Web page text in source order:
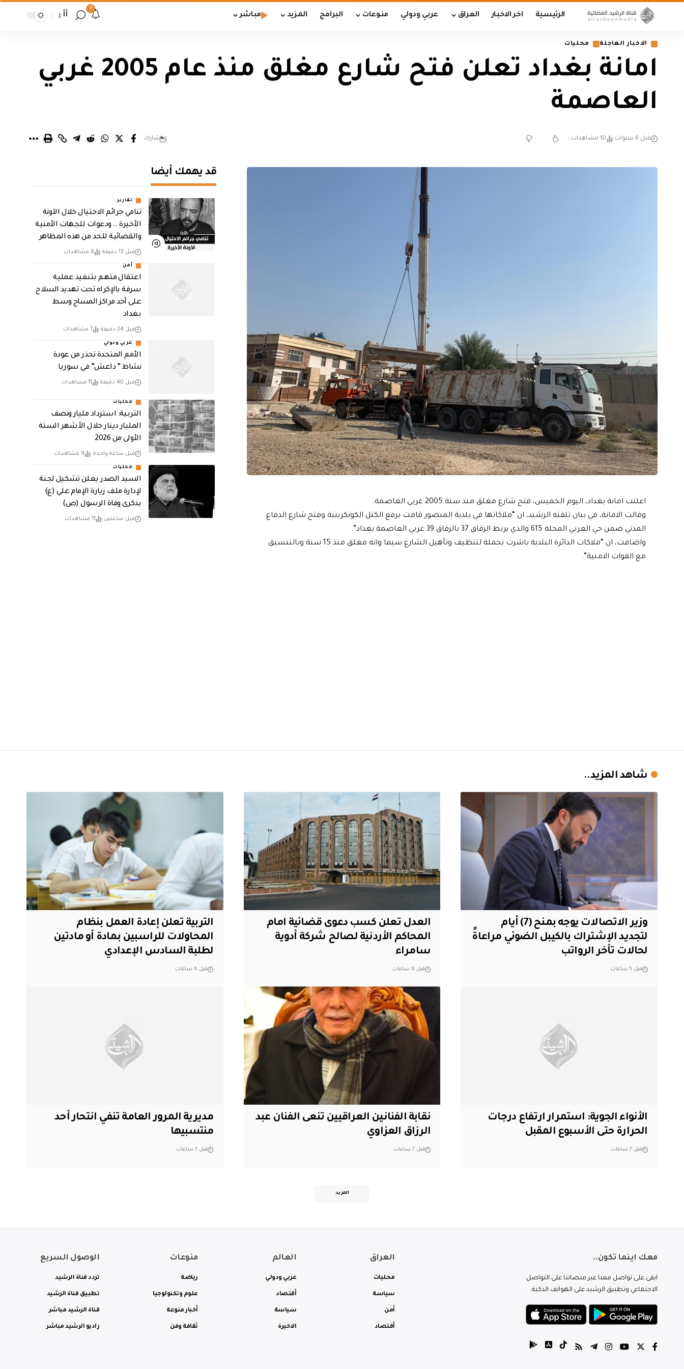
الرئيسية اخر الاخبار العراق عربي ودولي منوعات البرامج المزيد مباشر
9
أأ
الاخبار العاجلة محليات
امانة بغداد تعلن فتح شارع مغلق منذ عام 2005 غربي
العاصمة
قبل 6 سنوات 10 مشاهدات شارك
اعلنت امانة بغداد، اليوم الخميس، فتح شارع مغلق منذ سنة 2005 غربي العاصمة.
وقالت الامانة، في بيان تلقته الرشيد، ان “ملاكاتها في بلدية المنصور قامت برفع الكتل الكونكريتية وفتح شارع الدفاع
المدني ضمن حي العربي المحلة 615 والذي يربط الزقاق 37 بالزقاق 39 غربي العاصمة بغداد”.
واضافت، ان “ملاكات الدائرة البلدية باشرت بحملة لتنظيف وتأهيل الشارع سيما وانه مغلق منذ 15 سنة وبالتنسيق
مع القوات الامنية”.
قد يهمك أيضا
تقارير
تنامي جرائم الاحتيال خلال الآونة
الأخيرة .. ودعوات للجهات الأمنية
والقضائية للحد من هذه المظاهر
قبل 13 دقيقة 6 مشاهدات
أمن
اعتقال متهم بتنفيذ عملية
سرقة بالإكراه تحت تهديد السلاح
على أحد مراكز المساج وسط
بغداد
قبل 24 دقيقة 7 مشاهدات
عربي ودولي
الأمم المتحدة تحذر من عودة
نشاط ” داعش” في سوريا
قبل 40 دقيقة 11 مشاهدات
محليات
التربية: استرداد مليار ونصف
المليار دينار خلال الأشهر الستة
الأولى من 2026
قبل ساعة واحدة 9 مشاهدات
محليات
السيد الصدر يعلن تشكيل لجنة
لإدارة ملف زيارة الإمام علي (ع)
بذكرى وفاة الرسول (ص)
قبل ساعتين 11 مشاهدات
شاهد المزيد..
وزير الاتصالات يوجه بمنح (7) أيام
لتجديد الإشتراك بالكيبل الضوئي مراعاةً
لحالات تأخر الرواتب
قبل 5 ساعات
العدل تعلن كسب دعوى قضائية امام
المحاكم الأردنية لصالح شركة أدوية
سامراء
قبل 6 ساعات
التربية تعلن إعادة العمل بنظام
المحاولات للراسبين بمادة أو مادتين
لطلبة السادس الإعدادي
قبل 6 ساعات
الأنواء الجوية: استمرار ارتفاع درجات
الحرارة حتى الأسبوع المقبل
قبل 7 ساعات
نقابة الفنانين العراقيين تنعى الفنان عبد
الرزاق العزاوي
قبل 7 ساعات
مديرية المرور العامة تنفي انتحار أحد
منتسبيها
قبل 7 ساعات
المزيد
معك اينما تكون..
ابقى على تواصل معنا عبر منصاتنا على التواصل
الاجتماعي وتطبيق الرشيد على الهواتف الذكية.
العراق
محليات
سياسة
أمن
أقتصاد
العالم
عربي ودولي
أقتصاد
سياسة
الاخيرة
منوعات
رياضة
علوم وتكنولوجيا
أخبار منوعة
ثقافة وفن
الوصول السريع
تردد قناة الرشيد
تطبيق قناة الرشيد
قناة الرشيد مباشر
راديو الرشيد مباشر